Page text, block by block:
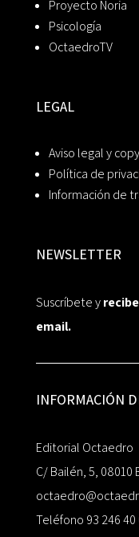
Proyecto Noria
Psicología
OctaedroTV
LEGAL
Aviso legal y
Política de
Información de
NEWSLETTER
Suscríbete y
email.
INFORMACIÓN
Editorial Octaedro
C/ Bailén, 5, 08010
Teléfono 93 246 40